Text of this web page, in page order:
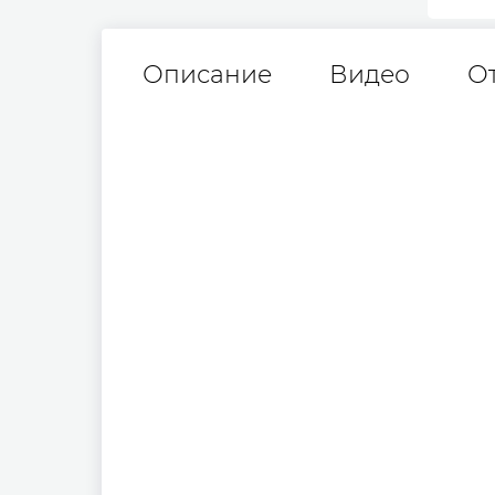
Описание Видео